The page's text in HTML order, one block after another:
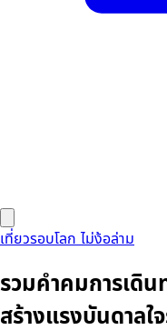
เที่ยวรอบโลก ไม่ง้อล่าม
รวมคำคมการเดิ
สร้างแรงบันดาลใ